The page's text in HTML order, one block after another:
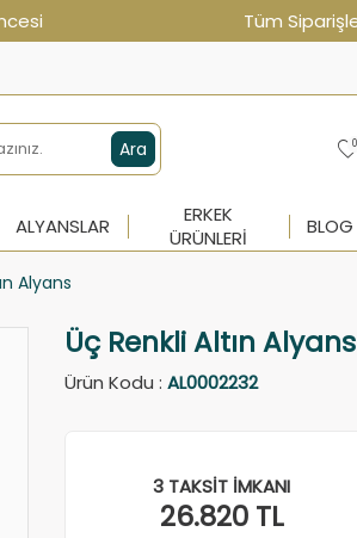
Tüm
Ara 0
ALYANSLAR
ERKEK
ÜRÜNLERI
BLOG
Alyans
Üç Renkli Altın Alyans
Ürün Kodu :AL0002232
3 TAKSIT İMKANI
26.820TL